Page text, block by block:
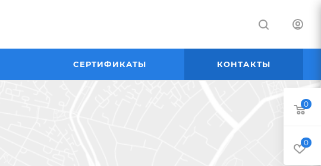
СЕРТИФИКАТЫ КОНТАКТЫ
0
0